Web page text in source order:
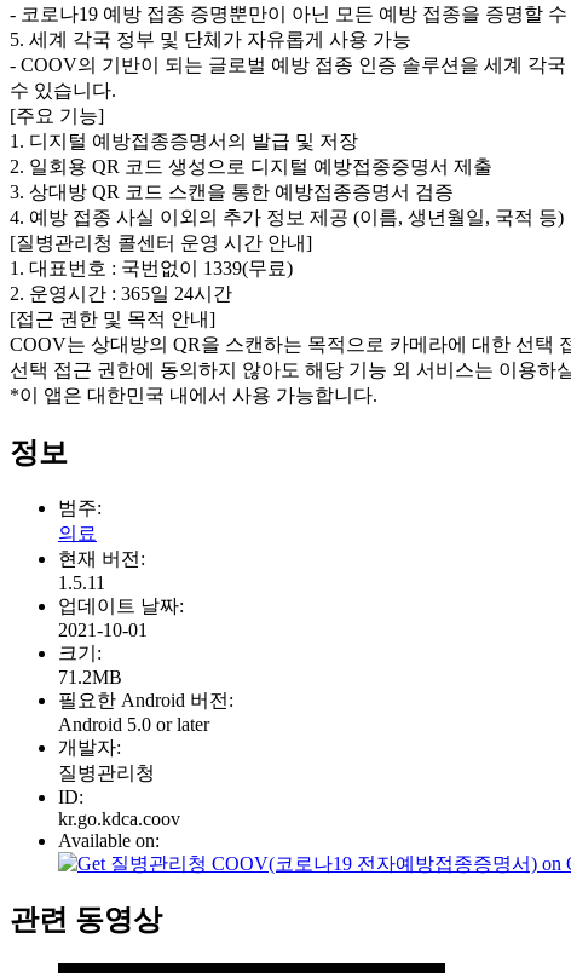
- 코로나19 예방 접종 증명뿐만이 아닌 모든 예방 접종을 증명할
5. 세계 각국 정부 및 단체가 자유롭게 사용 가능
- COOV의 기반이 되는 글로벌 예방 접종 인증 솔루션을 세계 각
수 있습니다.
[주요 기능]
1. 디지털 예방접종증명서의 발급 및 저장
2. 일회용 QR 코드 생성으로 디지털 예방접종증명서 제출
3. 상대방 QR 코드 스캔을 통한 예방접종증명서 검증
4. 예방 접종 사실 이외의 추가 정보 제공 (이름, 생년월일, 국적 등)
[질병관리청 콜센터 운영 시간 안내]
1. 대표번호 : 국번없이 1339(무료)
2. 운영시간 : 365일 24시간
[접근 권한 및 목적 안내]
COOV는 상대방의 QR을 스캔하는 목적으로 카메라에 대한 선택
선택 접근 권한에 동의하지 않아도 해당 기능 외 서비스는 이용하
*이 앱은 대한민국 내에서 사용 가능합니다.
정보
범주:
의료
현재 버전:
1.5.11
업데이트 날짜:
2021-10-01
크기:
71.2MB
필요한 Android 버전:
Android 5.0 or later
개발자:
질병관리청
ID:
kr.go.kdca.coov
Available on:
관련 동영상